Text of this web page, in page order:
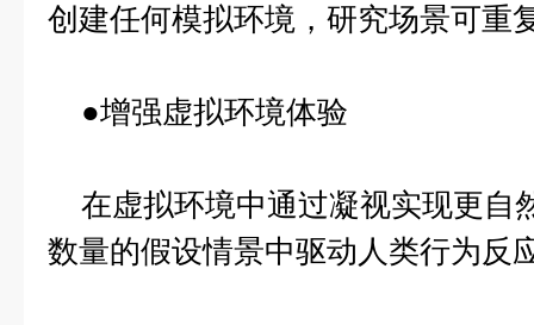
创建任何模拟环境，研究场景可重
●增强虚拟环境体验
在虚拟环境中通过凝视实现更自
数量的假设情景中驱动人类行为反